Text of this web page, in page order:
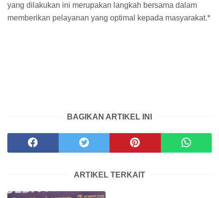
yang dilakukan ini merupakan langkah bersama dalam
memberikan pelayanan yang optimal kepada masyarakat.*
BAGIKAN ARTIKEL INI
ARTIKEL TERKAIT